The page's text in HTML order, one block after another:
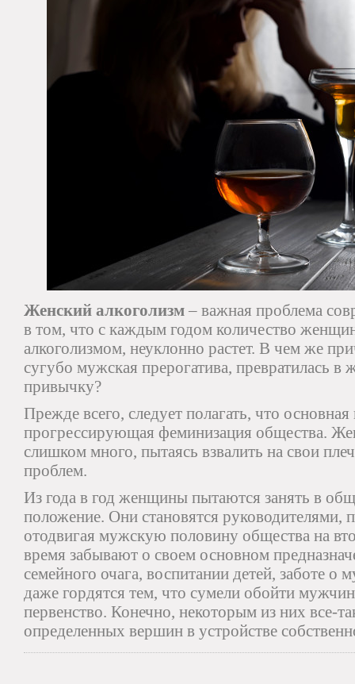
Женский алкоголизм – важная проблема
в том, что с каждым годом количество
алкоголизмом, неуклонно растет. В чем же
сугубо мужская прерогатива, превратилась
привычку?
Прежде всего, следует полагать, что
прогрессирующая феминизация общества.
слишком много, пытаясь взвалить на свои
проблем.
Из года в год женщины пытаются занять в
положение. Они становятся руководителями,
отодвигая мужскую половину общества на
время забывают о своем основном
семейного очага, воспитании детей, заботе
даже гордятся тем, что сумели обойти мужчин
первенство. Конечно, некоторым из них все-
определенных вершин в устройстве